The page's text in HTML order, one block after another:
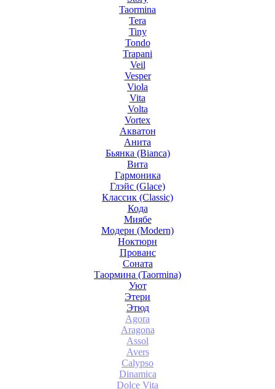
Taormina
Tera
Tiny
Tondo
Trapani
Veil
Vesper
Viola
Vita
Volta
Vortex
Акватон
Анита
Бьянка (Bianca)
Вита
Гармоника
Глэйс (Glace)
Классик (Classic)
Кода
Миябе
Модерн (Modern)
Ноктюрн
Прованс
Соната
Таормина (Taormina)
Уют
Этери
Этюд
Agora
Aragona
Assol
Avers
Calypso
Dinamica
Dolce Vita